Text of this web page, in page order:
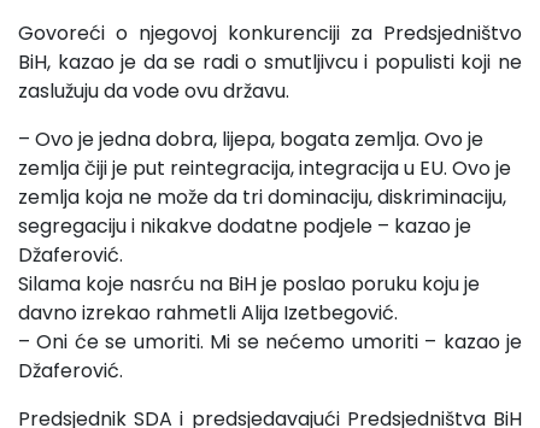
Govoreći o njegovoj konkurenciji za Predsjedništvo
BiH, kazao je da se radi o smutljivcu i populisti koji ne
zaslužuju da vode ovu državu.
– Ovo je jedna dobra, lijepa, bogata zemlja. Ovo je
zemlja čiji je put reintegracija, integracija u EU. Ovo je
zemlja koja ne može da tri dominaciju, diskriminaciju,
segregaciju i nikakve dodatne podjele – kazao je
Džaferović.
Silama koje nasrću na BiH je poslao poruku koju je
davno izrekao rahmetli Alija Izetbegović.
– Oni će se umoriti. Mi se nećemo umoriti – kazao je
Džaferović.
Predsjednik SDA i predsjedavajući Predsjedništva BiH